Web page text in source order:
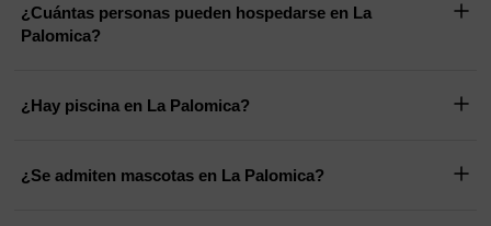
¿Cuántas personas pueden hospedarse en La
Palomica?
¿Hay piscina en La Palomica?
¿Se admiten mascotas en La Palomica?